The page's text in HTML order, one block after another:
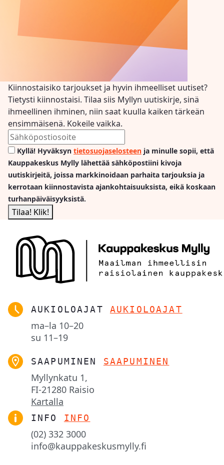
Kiinnostaisiko tarjoukset ja hyvin ihmeelliset uutiset?
Tietysti kiinnostaisi. Tilaa siis Myllyn uutiskirje, sinä
ihmeellinen ihminen, niin saat kuulla kaiken tärkeän
ensimmäisenä. Kokeile vaikka.
Kyllä! Hyväksyn tietosuojaselosteen ja minulle sopii, että
Kauppakeskus Mylly lähettää sähköpostiini kivoja
uutiskirjeitä, joissa markkinoidaan parhaita tarjouksia ja
kerrotaan kiinnostavista ajankohtaisuuksista, eikä koskaan
turhanpäiväisyyksistä.
AUKIOLOAJAT AUKIOLOAJAT
ma–la 10–20
su 11–19
SAAPUMINEN SAAPUMINEN
Myllynkatu 1,
FI-21280 Raisio
Kartalla
INFO INFO
(02) 332 3000
info@kauppakeskusmylly.fi